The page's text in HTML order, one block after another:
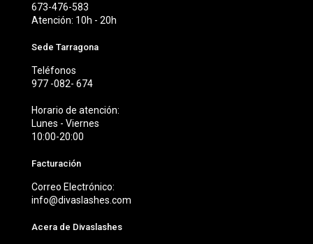
673-476-583
Atención: 10h - 20h
Sede Tarragona
Teléfonos
977 -082- 674
Horario de atención:
Lunes - Viernes
10:00-20:00
Facturación
Correo Electrónico:
info@divaslashes.com
Acera de Divaslashes